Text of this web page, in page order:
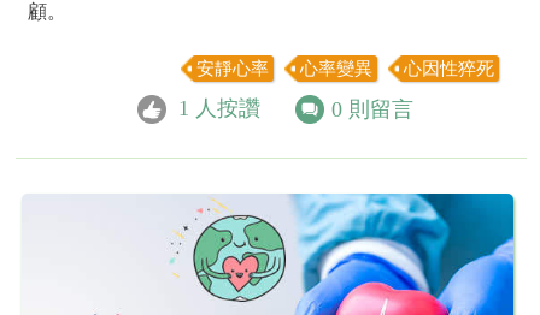
顧。
安靜心率 心率變異 心因性猝死
1 人按讚 0 則留言